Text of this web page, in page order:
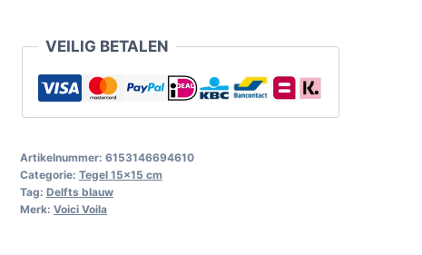
VEILIG BETALEN
Artikelnummer: 6153146694610
Categorie: Tegel 15x15 cm
Tag: Delfts blauw
Merk: Voici Voila